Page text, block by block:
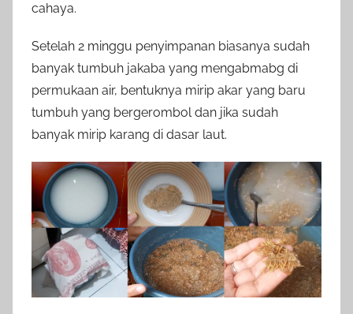
cahaya.
Setelah 2 minggu penyimpanan biasanya sudah
banyak tumbuh jakaba yang mengabmabg di
permukaan air, bentuknya mirip akar yang baru
tumbuh yang bergerombol dan jika sudah
banyak mirip karang di dasar laut.